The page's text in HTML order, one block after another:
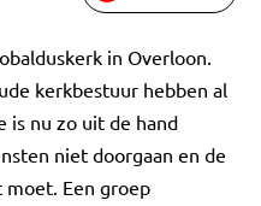
in Overloon.
kerkbestuur hebben al
is nu zo uit de hand
niet doorgaan en de
moet. Een groep